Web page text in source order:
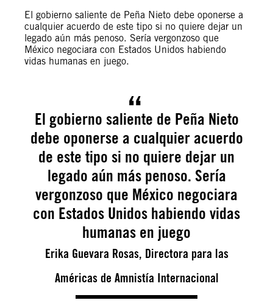
El gobierno saliente de Peña Nieto debe oponerse a
cualquier acuerdo de este tipo si no quiere dejar un
legado aún más penoso. Sería vergonzoso que
México negociara con Estados Unidos habiendo
vidas humanas en juego.
El gobierno saliente de Peña Nieto
debe oponerse a cualquier acuerdo
de este tipo si no quiere dejar un
legado aún más penoso. Sería
vergonzoso que México negociara
con Estados Unidos habiendo vidas
humanas en juego
Erika Guevara Rosas, Directora para las
Américas de Amnistía Internacional